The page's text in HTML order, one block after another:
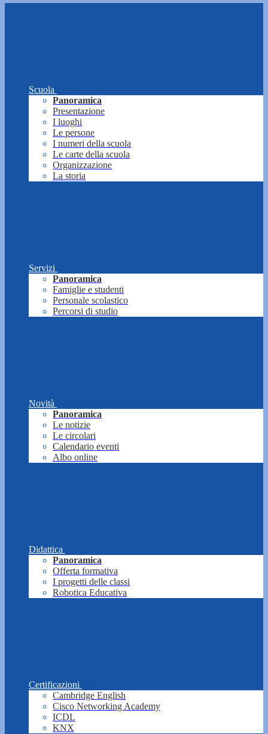
Scuola
Panoramica
Presentazione
I luoghi
Le persone
I numeri della scuola
Le carte della scuola
Organizzazione
La storia
Servizi
Panoramica
Famiglie e studenti
Personale scolastico
Percorsi di studio
Novità
Panoramica
Le notizie
Le circolari
Calendario eventi
Albo online
Didattica
Panoramica
Offerta formativa
I progetti delle classi
Robotica Educativa
Certificazioni
Cambridge English
Cisco Networking Academy
ICDL
KNX